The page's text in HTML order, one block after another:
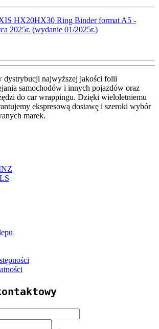
dystrybucji najwyższej jakości folii
samochodów i innych pojazdów oraz
do car wrappingu. Dzięki wieloletniemu
ekspresową dostawę i szeroki wybór
marek.